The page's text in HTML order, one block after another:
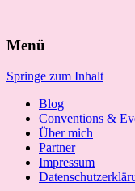
nach:
Menü
Springe zum Inhalt
Blog
Conventions &
Über mich
Partner
Impressum